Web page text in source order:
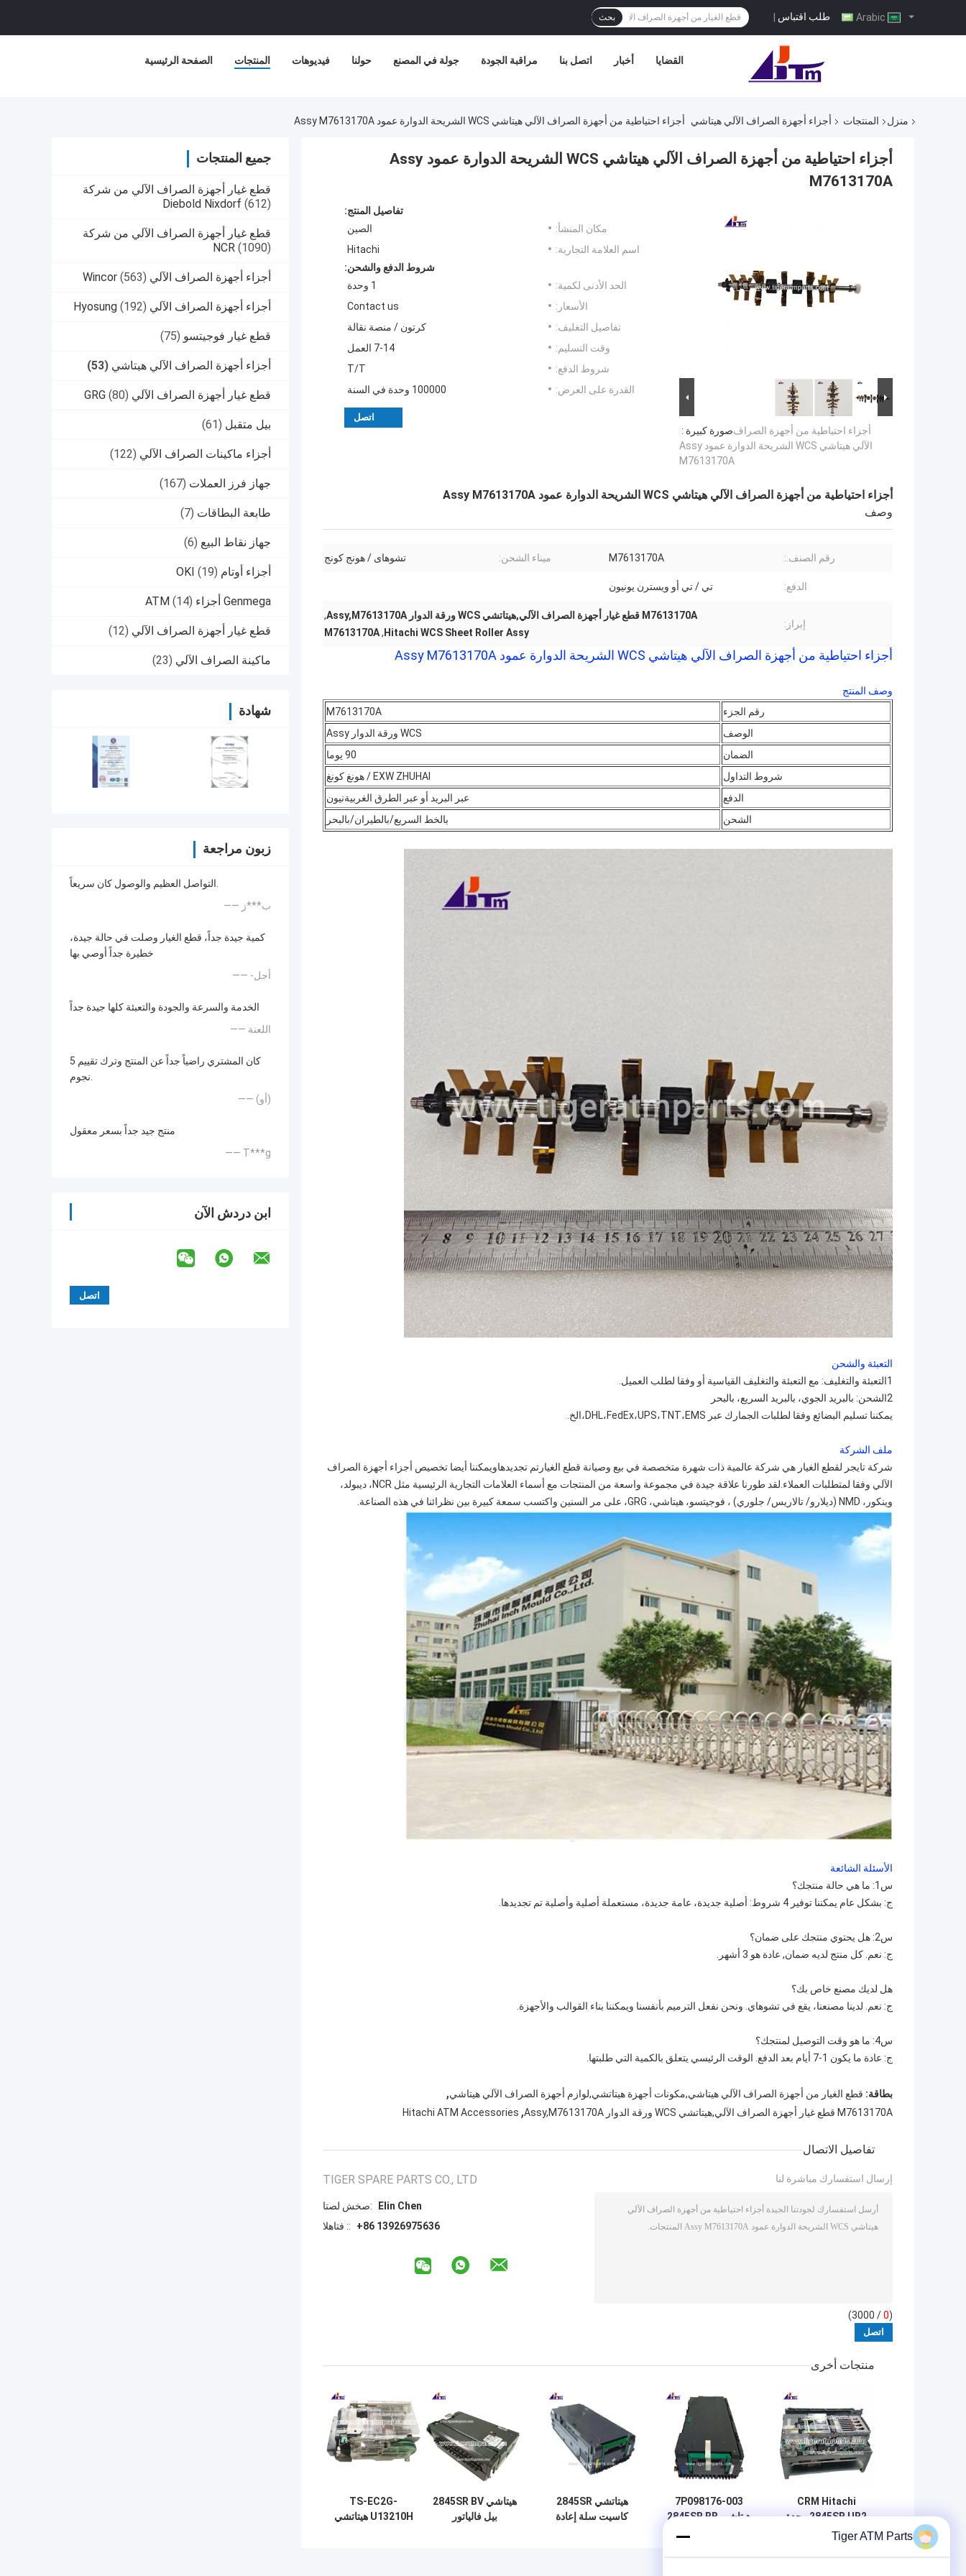
طلب اقتباس | بحث
الصفحة الرئيسية المنتجات فيديوهات حولنا جولة في المصنع مراقبة الجودة اتصل بنا أخبار القضايا
منزل المنتجات أجزاء أجهزة الصراف الآلي هيتاشي أجزاء احتياطية من أجهزة الصراف الآلي هيتاشي WCS الشريحة الدوارة عمود Assy M7613170A
جميع المنتجات
قطع غيار أجهزة الصراف الآلي من شركة
Diebold Nixdorf (612)
قطع غيار أجهزة الصراف الآلي من شركة
NCR (1090)
أجزاء أجهزة الصراف الآلي Wincor (563)
أجزاء أجهزة الصراف الآلي Hyosung (192)
قطع غيار فوجيتسو (75)
أجزاء أجهزة الصراف الآلي هيتاشي (53)
قطع غيار أجهزة الصراف الآلي GRG (80)
بيل متقبل (61)
أجزاء ماكينات الصراف الآلي (122)
جهاز فرز العملات (167)
طابعة البطاقات (7)
جهاز نقاط البيع (6)
أجزاء أوتام OKI (19)
Genmega أجزاء ATM (14)
قطع غيار أجهزة الصراف الآلي (12)
ماكينة الصراف الآلي (23)
شهادة
زبون مراجعة
التواصل العظيم والوصول كان سريعاً.
—— ب***ز
كمية جيدة جداً، قطع الغيار وصلت في حالة جيدة،
خطيرة جداً أوصي بها
—— -أجل
الخدمة والسرعة والجودة والتعبئة كلها جيدة جداً
—— اللعنة
كان المشتري راضياً جداً عن المنتج وترك تقييم 5
نجوم.
—— (أو)
منتج جيد جداً بسعر معقول
—— T***g
ابن دردش الآن
أجزاء احتياطية من أجهزة الصراف الآلي هيتاشي WCS الشريحة الدوارة عمود Assy
M7613170A
صورة كبيرة :أجزاء احتياطية من أجهزة الصراف
الآلي هيتاشي WCS الشريحة الدوارة عمود Assy
M7613170A
تفاصيل المنتج:
مكان المنشأ:
الصين
اسم العلامة التجارية:
Hitachi
شروط الدفع والشحن:
الحد الأدنى لكمية:
1 وحدة
الأسعار:
Contact us
تفاصيل التغليف:
كرتون / منصة نقالة
وقت التسليم:
7-14 العمل
شروط الدفع:
T/T
القدرة على العرض:
100000 وحدة في السنة
اتصل
أجزاء احتياطية من أجهزة الصراف الآلي هيتاشي WCS الشريحة الدوارة عمود Assy M7613170A
وصف
رقم الصنف.: M7613170A ميناء الشحن: تشوهاى / هونج كونج
الدفع: تي / تي أو ويسترن يونيون
إبراز:
M7613170A قطع غيار أجهزة الصراف الآلي,هيتاتشي WCS ورقة الدوار Assy,M7613170A
,
Hitachi WCS Sheet Roller Assy
,
M7613170A
أجزاء احتياطية من أجهزة الصراف الآلي هيتاشي WCS الشريحة الدوارة عمود Assy M7613170A
وصف المنتج
رقم الجزء
M7613170A
الوصف
WCS ورقة الدوار Assy
الضمان
90 يوما
شروط التداول
EXW ZHUHAI / هونغ كونغ
الدفع
عبر البريد أو عبر الطرق الغربيةنيون
الشحن
بالخط السريع/بالطيران/بالبحر
التعبئة والشحن
1التعبئة والتغليف: مع التعبئة والتغليف القياسية أو وفقا لطلب العميل.
2الشحن: بالبريد الجوي، بالبريد السريع، بالبحر
يمكننا تسليم البضائع وفقا لطلبات الجمارك عبر DHL،FedEx،UPS،TNT،EMS،الخ.
ملف الشركة
شركة تايجر لقطع الغيار هي شركة عالمية ذات شهرة متخصصة في بيع وصيانة قطع الغيارتم تجديدهاويمكننا أيضا تخصيص أجزاء أجهزة الصراف
الآلي وفقا لمتطلبات العملاء.لقد طورنا علاقة جيدة في مجموعة واسعة من المنتجات مع أسماء العلامات التجارية الرئيسية مثل NCR، ديبولد،
وينكور، NMD (ديلارو/ تالاريس/ جلوري) ، فوجيتسو، هيتاشي، GRG، على مر السنين واكتسب سمعة كبيرة بين نظرائنا في هذه الصناعة.
الأسئلة الشائعة
س1: ما هي حالة منتجك؟
ج: بشكل عام يمكننا توفير 4 شروط: أصلية جديدة، عامة جديدة، مستعملة أصلية وأصلية تم تجديدها.
س2: هل يحتوي منتجك على ضمان؟
ج: نعم. كل منتج لديه ضمان, عادة هو 3 أشهر.
هل لديك مصنع خاص بك؟
ج: نعم. لدينا مصنعنا، يقع في تشوهاي. ونحن نفعل الترميم بأنفسنا ويمكننا بناء القوالب والأجهزة.
س4: ما هو وقت التوصيل لمنتجك؟
ج: عادة ما يكون 1-7 أيام بعد الدفع. الوقت الرئيسي يتعلق بالكمية التي طلبتها.
بطاقة: قطع الغيار من أجهزة الصراف الآلي هيتاشي,مكونات أجهزة هيتاتشي,لوازم أجهزة الصراف الآلي هيتاشي,
M7613170A قطع غيار أجهزة الصراف الآلي,هيتاتشي WCS ورقة الدوار Assy,M7613170A ,
Hitachi ATM Accessories
تفاصيل الاتصال
TIGER SPARE PARTS CO., LTD
اتصل شخص:
Elin Chen
الهاتف ::
+86 13926975636
إرسال استفسارك مباشرة لنا
(
0
/ 3000)
منتجات أخرى
CRM Hitachi
2845SR UR2 وحدة
إعادة التدوير لجهاز
7P098176-003
هيتاشي 2845SR RB
هيتاتشي 2845SR
كاسيت سلة إعادة
هيتاشي 2845SR BV
بيل فالياتور
TS-EC2G-
U13210H هيتاتشي
Tiger ATM Parts